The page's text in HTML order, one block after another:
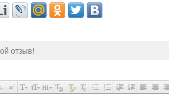
отзыв!